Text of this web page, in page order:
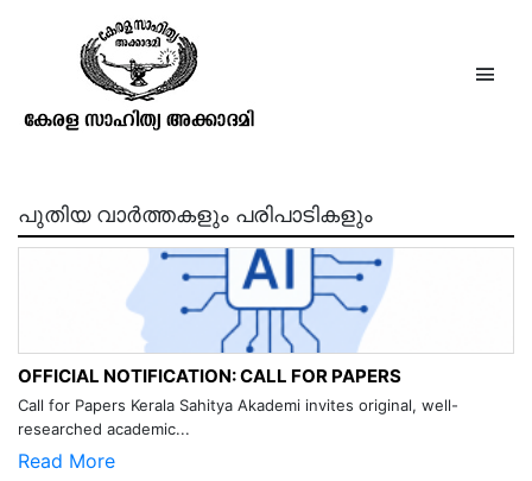
കേരളകേസരി പുസ്തകം4
ലക്കം11,12 1094 മിഥുനം,കർക്കടകം
പുതിയ വാർത്തകളും പരിപാടികളും
OFFICIAL NOTIFICATION: CALL FOR PAPERS
Call for Papers Kerala Sahitya Akademi invites original, well-
researched academic...
Read More